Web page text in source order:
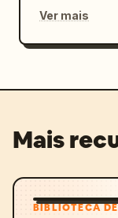
Ver mais
Mais
BIBLIOTECA